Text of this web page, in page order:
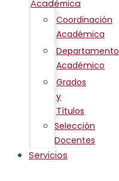
Académica
Coordinación
Académica
Departamento
Académico
Grados
y
Títulos
Selección
Docentes
Servicios